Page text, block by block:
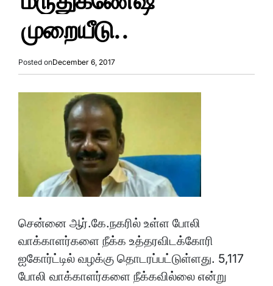
முறையீடு..
Posted onDecember 6, 2017
சென்னை ஆர்.கே.நகரில் உள்ள போலி
வாக்காளர்களை நீக்க உத்தரவிடக்கோரி
ஐகோர்ட்டில் வழக்கு தொடரப்பட்டுள்ளது. 5,117
போலி வாக்காளர்களை நீக்கவில்லை என்று